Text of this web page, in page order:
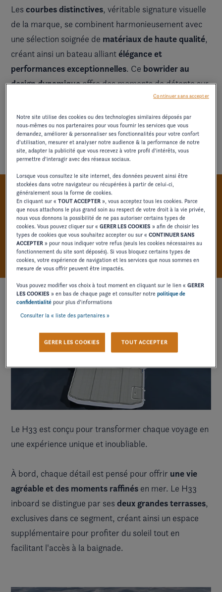
Les courbes distinctives, véritable signature visuelle
de la marque, se combinent harmonieusement avec
une sélection soignée de matériaux de haute qualité,
créant ainsi un bateau alliantélégance et
performances exceptionnelles. Ce bowrider au
design dynamiqueoffre des moments de détente sur
une plateforme arrière spacieuse, idéale pour se
relaxer. Pour les amateurs de ski nautique, un mât
dédié est disponible en option, permettant ainsi
d'enrichir l'expérience de navigation.
UNE VIE À BORD OPTIMISÉE
POUR LES ESPACES
EXTÉRIEURS
Le H33 est conçu pour transformer chaque voyage en
une expérience unique et inoubliable.
À bord, chaque détail est pensé pour offrir une vie
agréable et des moments raffinés en mer. Le H33
inboard se distingue par ses deux grandes terrasses,
exclusives dans ce segment, créant ainsi un espace
supplémentaire pour profiter du soleil tout en
facilitant l'accès à la baignade.
Notre site utilise des cookies ou des technologies similaires déposés par
nous-mêmes ou nos partenaires pour vous fournir les services que vous
demandez, améliorer & personnaliser ses fonctionnalités pour votre confort
d’utilisation, mesurer et analyser notre audience & la performance de notre
site, adapter la publicité que vous recevez à votre profil d’intérêts, vous
permettre d’interagir avec des réseaux sociaux.
Lorsque vous consultez le site internet, des données peuvent ainsi être
stockées dans votre navigateur ou récupérées à partir de celui-ci,
généralement sous la forme de cookies.
En cliquant sur «TOUT ACCEPTER », vous acceptez tous les cookies. Parce
que nous attachons le plus grand soin au respect de votre droit à la vie privée,
nous vous donnons la possibilité de ne pas autoriser certains types de
cookies. Vous pouvez cliquer sur «GERER LES COOKIES » afin de choisir les
types de cookies que vous souhaitez accepter ou sur «CONTINUER SANS
ACCEPTER » pour nous indiquer votre refus (seuls les cookies nécessaires au
fonctionnement du site sont déposés). Si vous bloquez certains types de
cookies, votre expérience de navigation et les services que nous sommes en
mesure de vous offrir peuvent être impactés.
Vous pouvez modifier vos choix à tout moment en cliquant sur le lien «GERER
LES COOKIES » en bas de chaque page et consulter notrepolitique de
confidentialité pour plus d’informations
Consulter la « liste des partenaires »
GERER LES COOKIES TOUT ACCEPTER
Continuer sans accepter